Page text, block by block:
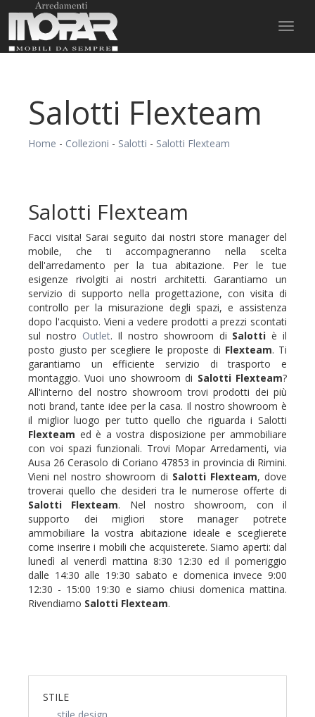
Salotti Flexteam
Home - Collezioni - Salotti - Salotti Flexteam
Salotti Flexteam
Facci visita! Sarai seguito dai nostri store manager del
mobile, che ti accompagneranno nella scelta
dell'arredamento per la tua abitazione. Per le tue
esigenze rivolgiti ai nostri architetti. Garantiamo un
servizio di supporto nella progettazione, con visita di
controllo per la misurazione degli spazi, e assistenza
dopo l'acquisto. Vieni a vedere prodotti a prezzi scontati
sul nostro Outlet. Il nostro showroom di Salotti è il
posto giusto per scegliere le proposte di Flexteam. Ti
garantiamo un efficiente servizio di trasporto e
montaggio. Vuoi uno showroom di Salotti Flexteam?
All'interno del nostro showroom trovi prodotti dei più
noti brand, tante idee per la casa. Il nostro showroom è
il miglior luogo per tutto quello che riguarda i Salotti
Flexteam ed è a vostra disposizione per ammobiliare
con voi spazi funzionali. Trovi Mopar Arredamenti, via
Ausa 26 Cerasolo di Coriano 47853 in provincia di Rimini.
Vieni nel nostro showroom di Salotti Flexteam, dove
troverai quello che desideri tra le numerose offerte di
Salotti
Flexteam. Nel nostro showroom, con il
supporto dei migliori store manager potrete
ammobiliare la vostra abitazione ideale e sceglierete
come inserire i mobili che acquisterete. Siamo aperti: dal
lunedì al venerdì mattina 8:30 12:30 ed il pomeriggio
dalle 14:30 alle 19:30 sabato e domenica invece 9:00
12:30 - 15:00 19:30 e siamo chiusi domenica mattina.
Rivendiamo Salotti Flexteam.
STILE